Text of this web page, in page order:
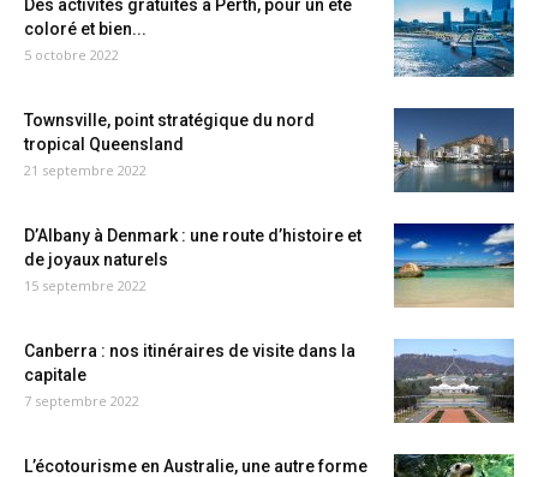
Des activités gratuites à Perth, pour un été
coloré et bien...
5 octobre 2022
Townsville, point stratégique du nord
tropical Queensland
21 septembre 2022
D’Albany à Denmark : une route d’histoire et
de joyaux naturels
15 septembre 2022
Canberra : nos itinéraires de visite dans la
capitale
7 septembre 2022
L’écotourisme en Australie, une autre forme